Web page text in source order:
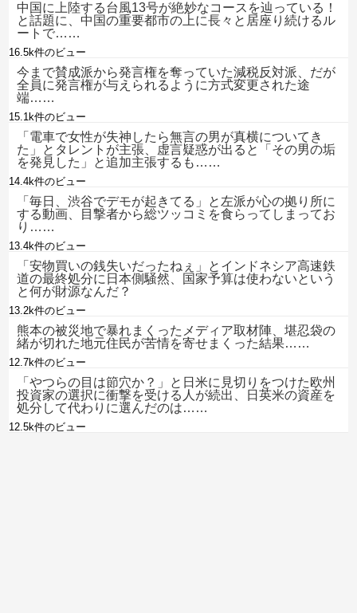
中国に上陸する台風13号が絶妙なコースを辿っている！
と話題に、中国の重要都市の上に長々と居座り続けるル
ートで……
16.5k件のビュー
今まで賛成派から発言権を奪っていた減税反対派、だが
全員に発言権が与えられるように方式変更された途
端……
15.1k件のビュー
「電車で女性が失神したら無言の男が真横についてき
た」とタレントが主張、虚言疑惑が出ると「その男の垢
を発見した」と追加主張するも……
14.4k件のビュー
「毎日、渋谷でデモが起きてる」と左派が心の拠り所に
する動画、目撃者から総ツッコミを食らってしまってお
り……
13.4k件のビュー
「安物買いの銭失いだったねぇ」とインドネシア高速鉄
道の最終処分に日本側騒然、国家予算は使わないという
と何が財源なんだ？
13.2k件のビュー
熊本の被災地で暴れまくったメディア取材陣、堪忍袋の
緒が切れた地元住民が苦情を寄せまくった結果……
12.7k件のビュー
「やつらの目は節穴か？」と日米に見切りをつけた欧州
投資家の選択に衝撃を受ける人が続出、日英米の資産を
処分して代わりに選んだのは……
12.5k件のビュー